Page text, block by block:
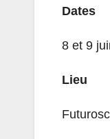
Dates
8 et 9
Lieu